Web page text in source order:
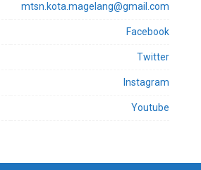
mtsn.kota.magelang@gmail.com
Facebook
Twitter
Instagram
Youtube